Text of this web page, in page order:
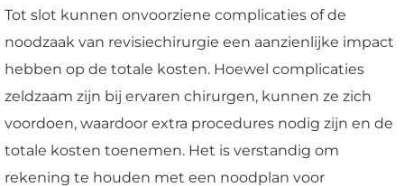
Tot slot kunnen onvoorziene complicaties of de
noodzaak van revisiechirurgie een aanzienlijke impact
hebben op de totale kosten. Hoewel complicaties
zeldzaam zijn bij ervaren chirurgen, kunnen ze zich
voordoen, waardoor extra procedures nodig zijn en de
totale kosten toenemen. Het is verstandig om
rekening te houden met een noodplan voor